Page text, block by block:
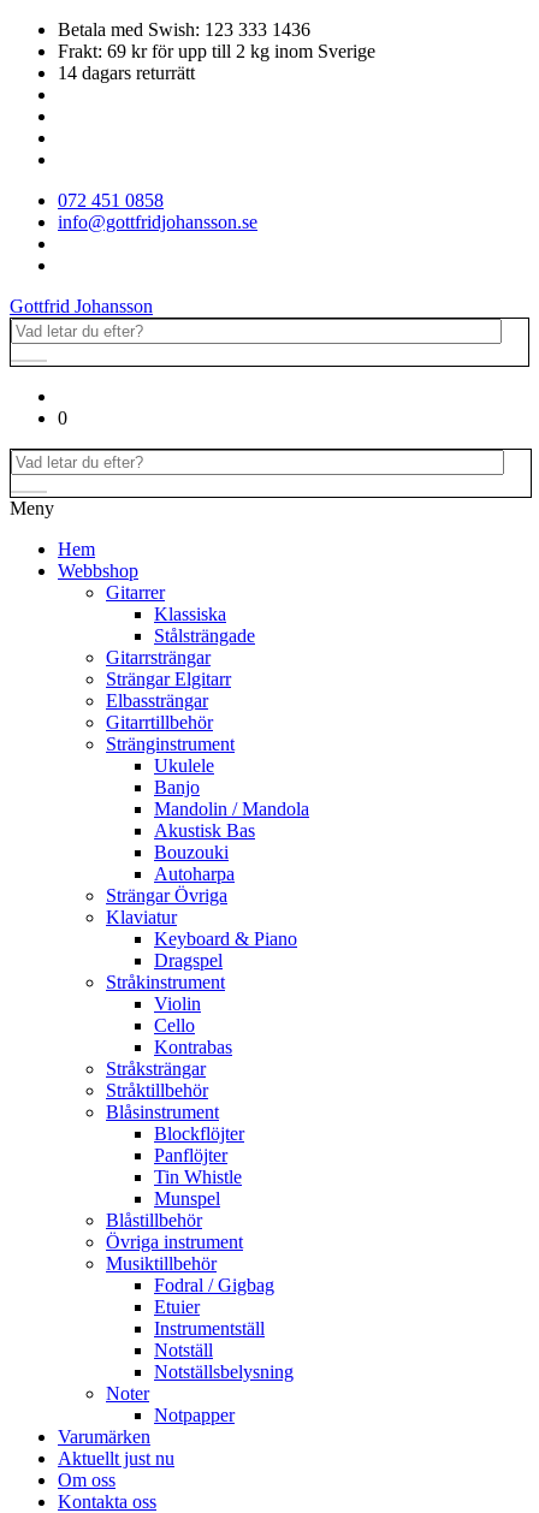
Betala med Swish: 123 333 1436
Frakt: 69 kr för upp till 2 kg inom Sverige
14 dagars returrätt
072 451 0858
info@gottfridjohansson.se
Gottfrid Johansson
0
Meny
Hem
Webbshop
Gitarrer
Klassiska
Stålsträngade
Gitarrsträngar
Strängar Elgitarr
Elbassträngar
Gitarrtillbehör
Stränginstrument
Ukulele
Banjo
Mandolin / Mandola
Akustisk Bas
Bouzouki
Autoharpa
Strängar Övriga
Klaviatur
Keyboard & Piano
Dragspel
Stråkinstrument
Violin
Cello
Kontrabas
Stråksträngar
Stråktillbehör
Blåsinstrument
Blockflöjter
Panflöjter
Tin Whistle
Munspel
Blåstillbehör
Övriga instrument
Musiktillbehör
Fodral / Gigbag
Etuier
Instrumentställ
Notställ
Notställsbelysning
Noter
Notpapper
Varumärken
Aktuellt just nu
Om oss
Kontakta oss